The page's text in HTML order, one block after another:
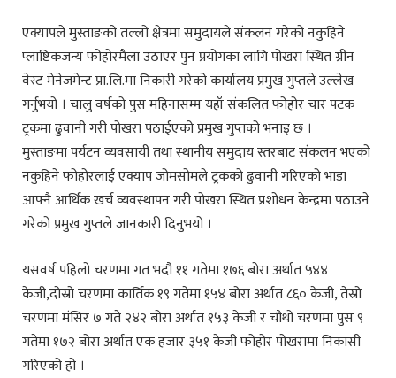
एक्यापले मुस्ताङको तल्लो क्षेत्रमा समुदायले संकलन गरेको नकुहिने
प्लाष्टिकजन्य फोहोरमैला उठाएर पुन प्रयोगका लागि पोखरा स्थित ग्रीन
वेस्ट मेनेजमेन्ट प्रा.लि.मा निकारी गरेको कार्यालय प्रमुख गुप्तले उल्लेख
गर्नुभयो । चालु वर्षको पुस महिनासम्म यहाँ संकलित फोहोर चार पटक
ट्रकमा ढुवानी गरी पोखरा पठाईएको प्रमुख गुप्तको भनाइ छ ।
मुस्ताङमा पर्यटन व्यवसायी तथा स्थानीय समुदाय स्तरबाट संकलन भएको
नकुहिने फोहोरलाई एक्याप जोमसोमले ट्रकको ढुवानी गरिएको भाडा
आफ्नै आर्थिक खर्च व्यवस्थापन गरी पोखरा स्थित प्रशोधन केन्द्रमा पठाउने
गरेको प्रमुख गुप्तले जानकारी दिनुभयो ।
यसवर्ष पहिलो चरणमा गत भदौ ११ गतेमा १७६ बोरा अर्थात ५४४
केजी,दोस्रो चरणमा कार्तिक १९ गतेमा १५४ बोरा अर्थात ८६० केजी, तेस्रो
चरणमा मंसिर ७ गते २४२ बोरा अर्थात १५३ केजी र चौथो चरणमा पुस ९
गतेमा १७२ बोरा अर्थात एक हजार ३५१ केजी फोहोर पोखरामा निकासी
गरिएको हो ।